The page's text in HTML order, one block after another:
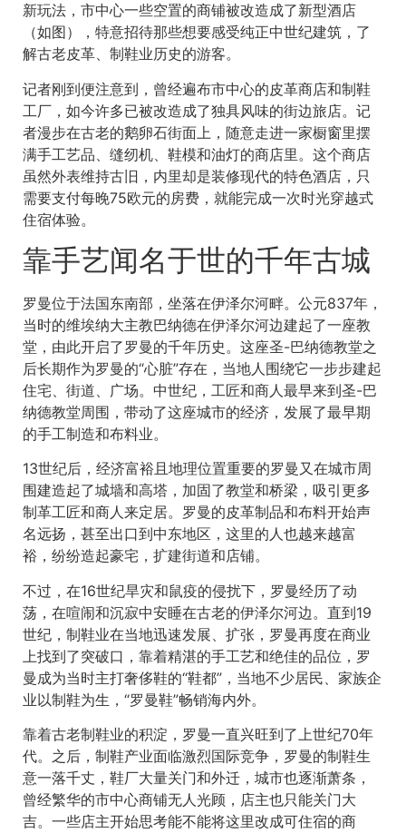
新玩法，市中心一些空置的商铺被改造成了新型酒店
（如图），特意招待那些想要感受纯正中世纪建筑，了
解古老皮革、制鞋业历史的游客。
记者刚到便注意到，曾经遍布市中心的皮革商店和制鞋
工厂，如今许多已被改造成了独具风味的街边旅店。记
者漫步在古老的鹅卵石街面上，随意走进一家橱窗里摆
满手工艺品、缝纫机、鞋模和油灯的商店里。这个商店
虽然外表维持古旧，内里却是装修现代的特色酒店，只
需要支付每晚75欧元的房费，就能完成一次时光穿越式
住宿体验。
靠手艺闻名于世的千年古城
罗曼位于法国东南部，坐落在伊泽尔河畔。公元837年，
当时的维埃纳大主教巴纳德在伊泽尔河边建起了一座教
堂，由此开启了罗曼的千年历史。这座圣-巴纳德教堂之
后长期作为罗曼的“心脏”存在，当地人围绕它一步步建起
住宅、街道、广场。中世纪，工匠和商人最早来到圣-巴
纳德教堂周围，带动了这座城市的经济，发展了最早期
的手工制造和布料业。
13世纪后，经济富裕且地理位置重要的罗曼又在城市周
围建造起了城墙和高塔，加固了教堂和桥梁，吸引更多
制革工匠和商人来定居。罗曼的皮革制品和布料开始声
名远扬，甚至出口到中东地区，这里的人也越来越富
裕，纷纷造起豪宅，扩建街道和店铺。
不过，在16世纪旱灾和鼠疫的侵扰下，罗曼经历了动
荡，在喧闹和沉寂中安睡在古老的伊泽尔河边。直到19
世纪，制鞋业在当地迅速发展、扩张，罗曼再度在商业
上找到了突破口，靠着精湛的手工艺和绝佳的品位，罗
曼成为当时主打奢侈鞋的“鞋都”，当地不少居民、家族企
业以制鞋为生，“罗曼鞋”畅销海内外。
靠着古老制鞋业的积淀，罗曼一直兴旺到了上世纪70年
代。之后，制鞋产业面临激烈国际竞争，罗曼的制鞋生
意一落千丈，鞋厂大量关门和外迁，城市也逐渐萧条，
曾经繁华的市中心商铺无人光顾，店主也只能关门大
吉。一些店主开始思考能不能将这里改成可住宿的商